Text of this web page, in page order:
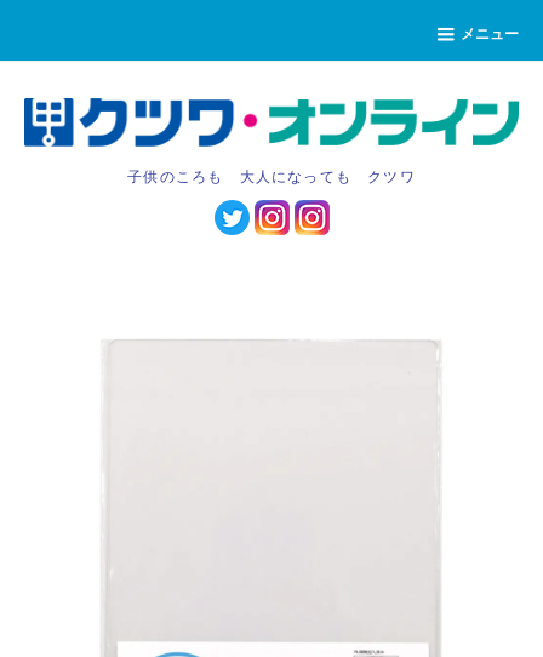
メニュー
子供のころも 大人になっても クツワ